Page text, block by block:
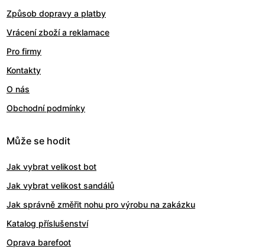
Způsob dopravy a platby
Vrácení zboží a reklamace
Pro firmy
Kontakty
O nás
Obchodní podmínky
Může se hodit
Jak vybrat velikost bot
Jak vybrat velikost sandálů
Jak správně změřit nohu pro výrobu na zakázku
Katalog příslušenství
Oprava barefoot